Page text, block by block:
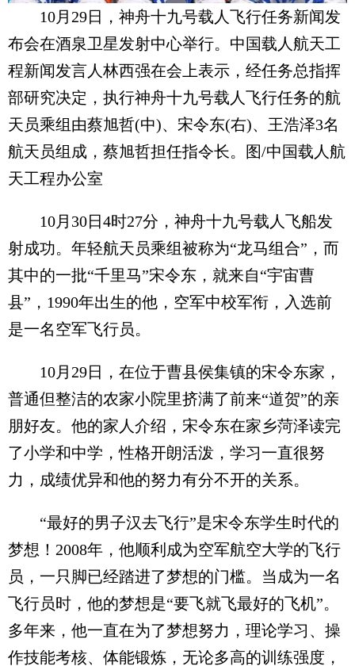
10月29日，神舟十九号载人飞行任务新闻发
布会在酒泉卫星发射中心举行。中国载人航天工
程新闻发言人林西强在会上表示，经任务总指挥
部研究决定，执行神舟十九号载人飞行任务的航
天员乘组由蔡旭哲(中)、宋令东(右)、王浩泽3名
航天员组成，蔡旭哲担任指令长。图/中国载人航
天工程办公室
10月30日4时27分，神舟十九号载人飞船发
射成功。年轻航天员乘组被称为“龙马组合”，而
其中的一批“千里马”宋令东，就来自“宇宙曹
县”，1990年出生的他，空军中校军衔，入选前
是一名空军飞行员。
10月29日，在位于曹县侯集镇的宋令东家，
普通但整洁的农家小院里挤满了前来“道贺”的亲
朋好友。他的家人介绍，宋令东在家乡菏泽读完
了小学和中学，性格开朗活泼，学习一直很努
力，成绩优异和他的努力有分不开的关系。
“最好的男子汉去飞行”是宋令东学生时代的
梦想！2008年，他顺利成为空军航空大学的飞行
员，一只脚已经踏进了梦想的门槛。当成为一名
飞行员时，他的梦想是“要飞就飞最好的飞机”。
多年来，他一直在为了梦想努力，理论学习、操
作技能考核、体能锻炼，无论多高的训练强度，